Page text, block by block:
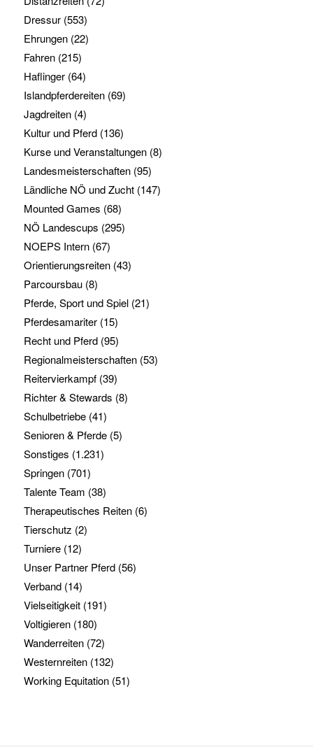
Dressur(553)
Ehrungen(22)
Fahren(215)
Haflinger(64)
Islandpferdereiten(69)
Jagdreiten(4)
Kultur und Pferd(136)
Kurse und Veranstaltungen(8)
Landesmeisterschaften(95)
Ländliche NÖ und Zucht(147)
Mounted Games (68)
NÖ Landescups (295)
NOEPS Intern(67)
Orientierungsreiten(43)
Parcoursbau(8)
Pferde, Sport und Spiel(21)
Pferdesamariter(15)
Recht und Pferd(95)
Regionalmeisterschaften(53)
Reitervierkampf(39)
Richter & Stewards (8)
Schulbetriebe(41)
Senioren & Pferde(5)
Sonstiges (1.231)
Springen(701)
Talente Team (38)
Therapeutisches Reiten(6)
Tierschutz (2)
Turniere(12)
Unser Partner Pferd(56)
Verband(14)
Vielseitigkeit(191)
Voltigieren(180)
Wanderreiten(72)
Westernreiten(132)
Working Equitation(51)